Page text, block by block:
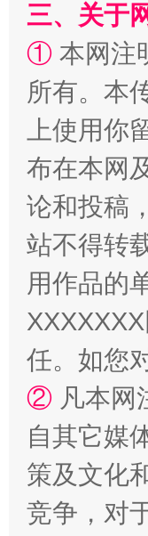
解纷+调解+
漫山遍野的桃花与
三、关于
① 本网注
所有。本
上使用
布在本网
论和投稿
站不得转
用作品的
任。如您
② 凡本网
自其它媒
策及文化
竞争，对